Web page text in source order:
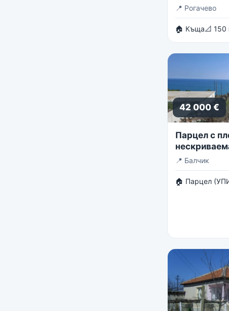
📍 Рогачево
🏠 Къща📐 150
42 000 €
Парцел с
панорама
📍 Балчик
🏠 Парцел